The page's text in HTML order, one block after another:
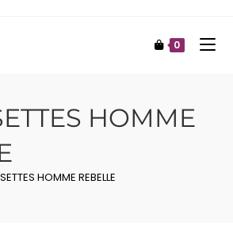
0
HOMME
HOMME REBELLE